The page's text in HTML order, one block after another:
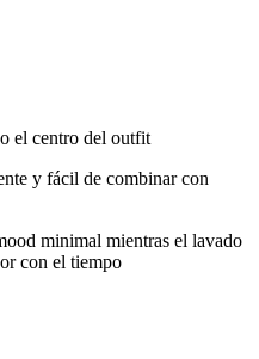
el centro del outfit
y fácil de combinar con
minimal mientras el lavado
con el tiempo